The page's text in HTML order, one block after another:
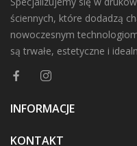
ściennych, które dodadzą
nowoczesnym
są trwałe, estetyczne i
INFORMACJE
KONTAKT